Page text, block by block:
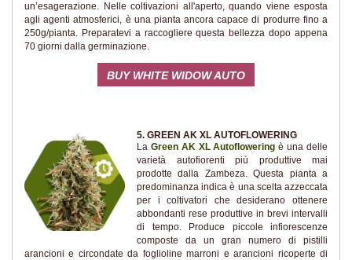
un’esagerazione. Nelle coltivazioni all'aperto, quando viene esposta
agli agenti atmosferici, è una pianta ancora capace di produrre fino a
250g/pianta. Preparatevi a raccogliere questa bellezza dopo appena
70 giorni dalla germinazione.
BUY WHITE WIDOW AUTO
5. GREEN AK XL AUTOFLOWERING
La Green AK XL Autoflowering è una delle
varietà autofiorenti più produttive mai
prodotte dalla Zambeza. Questa pianta a
predominanza indica è una scelta azzeccata
per i coltivatori che desiderano ottenere
abbondanti rese produttive in brevi intervalli
di tempo. Produce piccole infiorescenze
composte da un gran numero di pistilli
arancioni e circondate da foglioline marroni e arancioni ricoperte di